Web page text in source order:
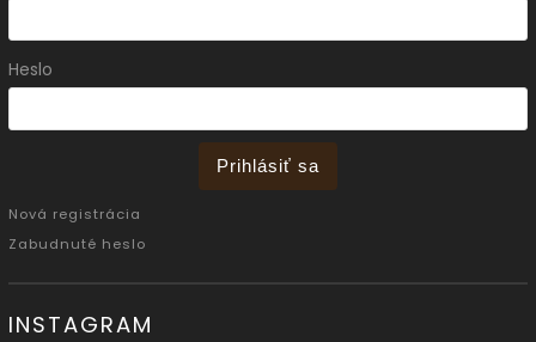
Heslo
Prihlásiť sa
Nová registrácia
Zabudnuté heslo
INSTAGRAM